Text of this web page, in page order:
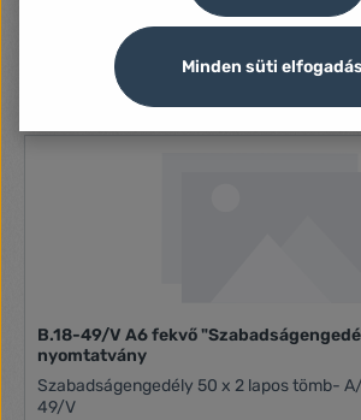
KÉSZPÉNZ IGÉNYLÉS ELSZAMOLÁSRA
B.18-49/V A6 fekvő
nyomtatvány
Szabadságengedély 50 x 2 lapos tömb-
49/V
Minden süti